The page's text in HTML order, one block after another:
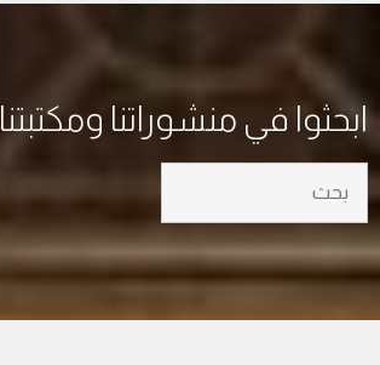
ابحثوا في منشوراتنا ومكتبتنا